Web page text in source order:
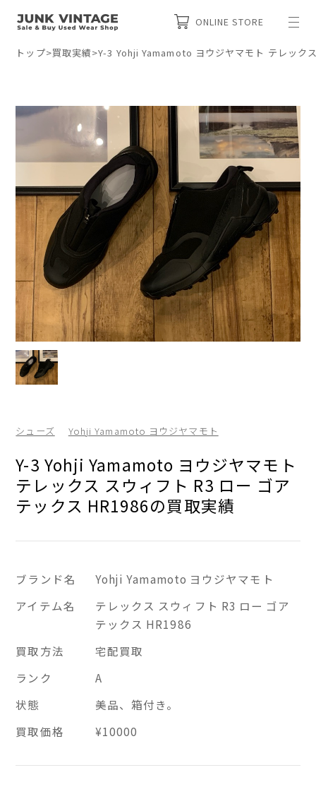
ONLINE STORE
トップ>買取実績>Y-3 Yohji Yamamoto ヨウジヤマモト テレック
シューズ Yohji Yamamoto ヨウジヤマモト
Y-3 Yohji Yamamoto ヨウジヤマモト
テレックス スウィフト R3 ロー ゴア
テックス HR1986の買取実績
ブランド名
Yohji Yamamoto ヨウジヤマモト
アイテム名
テレックス スウィフト R3 ロー ゴア
テックス HR1986
買取方法
宅配買取
ランク
A
状態
美品、箱付き。
買取価格
¥10000